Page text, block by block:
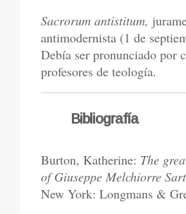
Sacrorum antistitum,
antimodernista (1 de
Debía ser pronunciado por
profesores de teología.
Bibliografía
Burton, Katherine: The
of Giuseppe Melchiorre
New York: Longmans &